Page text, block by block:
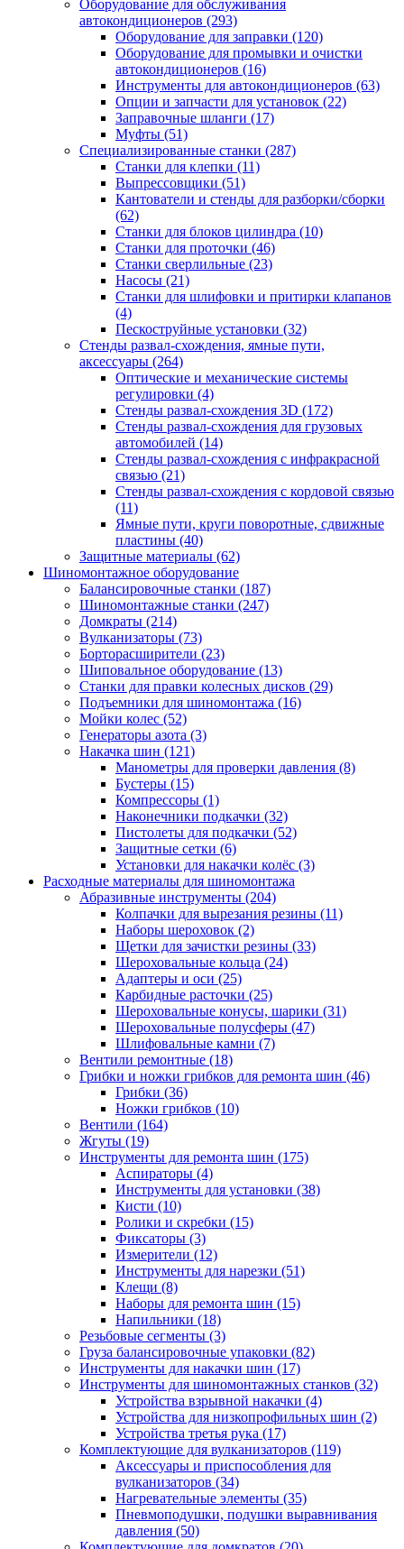
Оборудование для обслуживания
автокондиционеров (293)
Оборудование для заправки (120)
Оборудование для промывки и очистки
автокондиционеров (16)
Инструменты для автокондиционеров (63)
Опции и запчасти для установок (22)
Заправочные шланги (17)
Муфты (51)
Специализированные станки (287)
Станки для клепки (11)
Выпрессовщики (51)
Кантователи и стенды для разборки/сборки
(62)
Станки для блоков цилиндра (10)
Станки для проточки (46)
Станки сверлильные (23)
Насосы (21)
Станки для шлифовки и притирки клапанов
(4)
Пескоструйные установки (32)
Стенды развал-схождения, ямные пути,
аксессуары (264)
Оптические и механические системы
регулировки (4)
Стенды развал-схождения 3D (172)
Стенды развал-схождения для грузовых
автомобилей (14)
Стенды развал-схождения с инфракрасной
связью (21)
Стенды развал-схождения с кордовой связью
(11)
Ямные пути, круги поворотные, сдвижные
пластины (40)
Защитные материалы (62)
Шиномонтажное оборудование
Балансировочные станки (187)
Шиномонтажные станки (247)
Домкраты (214)
Вулканизаторы (73)
Борторасширители (23)
Шиповальное оборудование (13)
Станки для правки колесных дисков (29)
Подъемники для шиномонтажа (16)
Мойки колес (52)
Генераторы азота (3)
Накачка шин (121)
Манометры для проверки давления (8)
Бустеры (15)
Компрессоры (1)
Наконечники подкачки (32)
Пистолеты для подкачки (52)
Защитные сетки (6)
Установки для накачки колёс (3)
Расходные материалы для шиномонтажа
Абразивные инструменты (204)
Колпачки для вырезания резины (11)
Наборы шероховок (2)
Щетки для зачистки резины (33)
Шероховальные кольца (24)
Адаптеры и оси (25)
Карбидные расточки (25)
Шероховальные конусы, шарики (31)
Шероховальные полусферы (47)
Шлифовальные камни (7)
Вентили ремонтные (18)
Грибки и ножки грибков для ремонта шин (46)
Грибки (36)
Ножки грибков (10)
Вентили (164)
Жгуты (19)
Инструменты для ремонта шин (175)
Аспираторы (4)
Инструменты для установки (38)
Кисти (10)
Ролики и скребки (15)
Фиксаторы (3)
Измерители (12)
Инструменты для нарезки (51)
Клещи (8)
Наборы для ремонта шин (15)
Напильники (18)
Резьбовые сегменты (3)
Груза балансировочные упаковки (82)
Инструменты для накачки шин (17)
Инструменты для шиномонтажных станков (32)
Устройства взрывной накачки (4)
Устройства для низкопрофильных шин (2)
Устройства третья рука (17)
Комплектующие для вулканизаторов (119)
Аксессуары и приспособления для
вулканизаторов (34)
Нагревательные элементы (35)
Пневмоподушки, подушки выравнивания
давления (50)